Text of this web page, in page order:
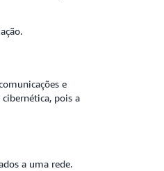
e
pois a
a uma rede.